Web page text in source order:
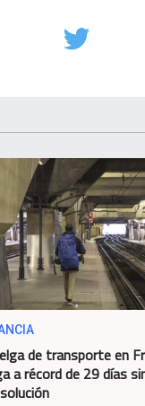
de transporte en
a récord de 29 días